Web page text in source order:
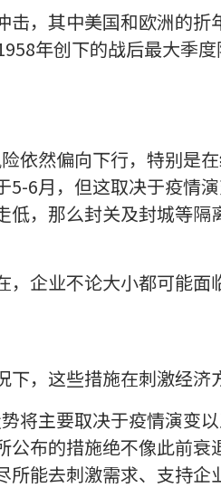
，其中美国和欧洲的折
年创下的战后最大季度
依然偏向下行，特别是
6月，但这取决于疫情
，那么封关及封城等隔
企业不论大小都可能面
，这些措施在刺激经济
将主要取决于疫情演变
布的措施绝不像此前衰
能去刺激需求、支持企